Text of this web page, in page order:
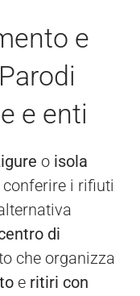
e
e enti
o isola
conferire i rifiuti
di
che organizza
e ritiri con